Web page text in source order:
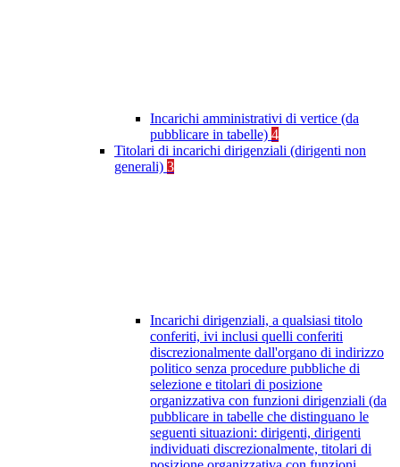
Incarichi amministrativi di vertice (da
pubblicare in tabelle) 4
Titolari di incarichi dirigenziali (dirigenti non
generali) 3
Incarichi dirigenziali, a qualsiasi titolo
conferiti, ivi inclusi quelli conferiti
discrezionalmente dall'organo di indirizzo
politico senza procedure pubbliche di
selezione e titolari di posizione
organizzativa con funzioni dirigenziali (da
pubblicare in tabelle che distinguano le
seguenti situazioni: dirigenti, dirigenti
individuati discrezionalmente, titolari di